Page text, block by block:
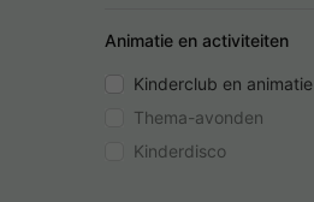
Animatie en activiteiten
Kinderclub en animatie
Thema-avonden
Kinderdisco